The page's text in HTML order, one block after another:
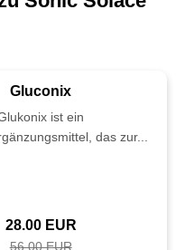
Gluconix
ist ein
das zur...
28.00 EUR
56.00 EUR